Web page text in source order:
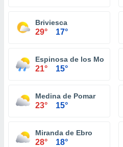
Briviesca
29° 17°
Espinosa de los Monteros
21° 15°
Medina de Pomar
23° 15°
Miranda de Ebro
28° 18°